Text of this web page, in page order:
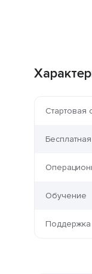
Стартовая
Обучение
Поддержка